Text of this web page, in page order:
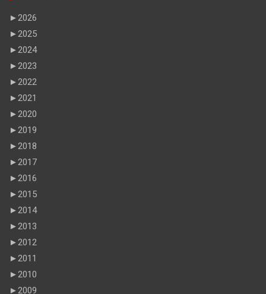
► 2026
► 2025
► 2024
► 2023
► 2022
► 2021
► 2020
► 2019
► 2018
► 2017
► 2016
► 2015
► 2014
► 2013
► 2012
► 2011
► 2010
► 2009